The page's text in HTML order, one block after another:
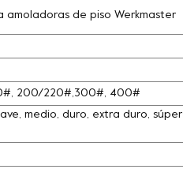
de piso Werkmaster
200/220#,300#, 400#
medio, duro, extra duro, súper